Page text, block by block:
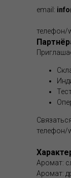
email:
телефон/
телефон/
Аромат:
Аромат: